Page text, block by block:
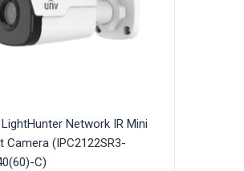
Network IR Mini
Camera (IPC2122SR3-
C)